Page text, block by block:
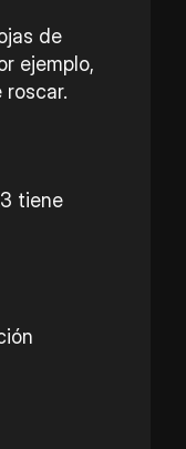
de
ejemplo,
tiene